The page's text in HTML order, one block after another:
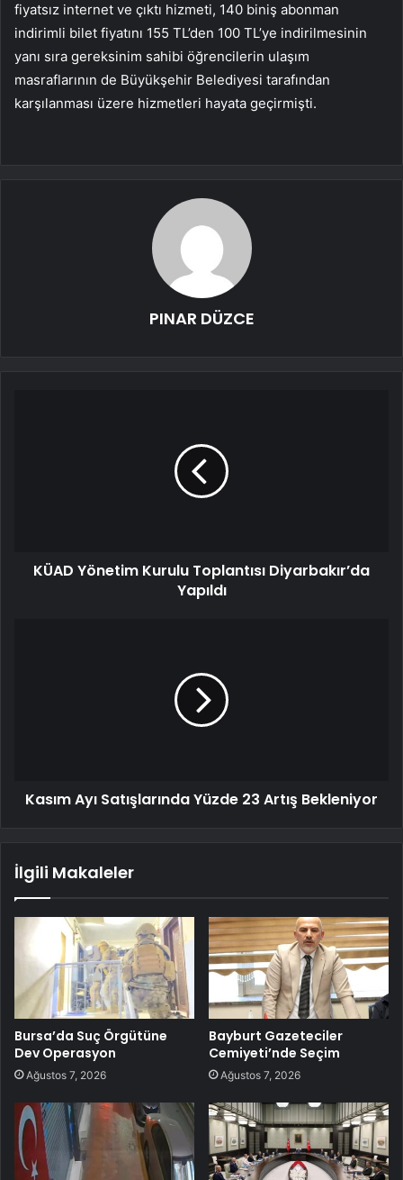
fiyatsız internet ve çıktı hizmeti, 140 biniş abonman
indirimli bilet fiyatını 155 TL’den 100 TL’ye indirilmesinin
yanı sıra gereksinim sahibi öğrencilerin ulaşım
masraflarının de Büyükşehir Belediyesi tarafından
karşılanması üzere hizmetleri hayata geçirmişti.
PINAR DÜZCE
KÜAD Yönetim Kurulu Toplantısı Diyarbakır’da
Yapıldı
Kasım Ayı Satışlarında Yüzde 23 Artış Bekleniyor
İlgili Makaleler
Bursa’da Suç Örgütüne
Dev Operasyon
Ağustos 7, 2026
Bayburt Gazeteciler
Cemiyeti’nde Seçim
Ağustos 7, 2026